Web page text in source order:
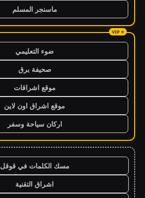
ماسنجر المسلم
ضوء التعليمي
صحيفة برق
موقع اشراقات
موقع اشراق اون لاين
اركان سياحة وسفر
مسك الكلمات في قوقل
اشراق التقنية